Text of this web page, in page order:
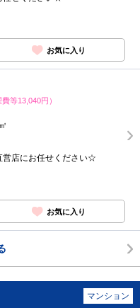
お気に入り
費等13,040円）
店にお任せください☆
お気に入り
マンション